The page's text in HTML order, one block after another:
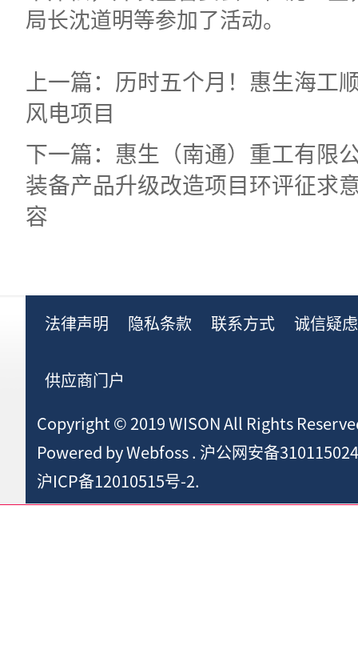
局长沈道明等参加了活动。
上一篇：历时五个月！惠生海工
风电项目
下一篇：惠生（南通）重工有限
装备产品升级改造项目环评征求
容
法律声明 隐私条款 联系方式 诚信疑
供应商门户
Copyright © 2019 WISON All Rights
Powered byWebfoss. 沪公网安备
沪ICP备12010515号-2.